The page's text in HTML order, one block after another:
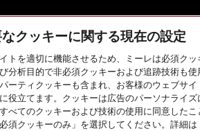
なクッキーに関する現在の設定
トを適切に機能させるため、ミーレは必須ク
分析目的で非必須クッキーおよび追跡技術も
ーティクッキーも含まれ、お客様のウェブサ
役立てます。クッキーは広告のパーソナライ
べてのクッキーおよび技術の使用に同意した
須クッキーのみ」を選択してください。詳細